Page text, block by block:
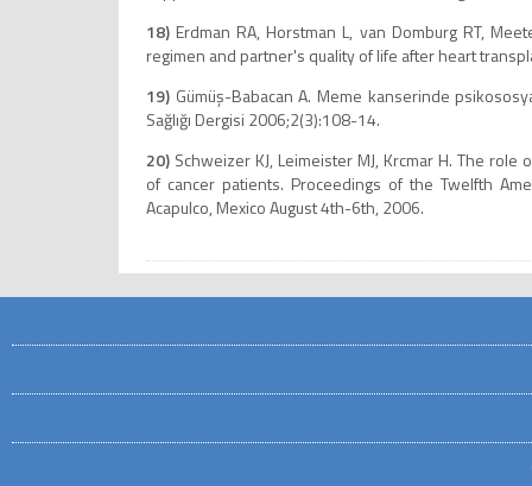
18) Erdman RA, Horstman L, van Domburg RT,
regimen and partner's quality of life after heart
19) Gümüş-Babacan A. Meme kanserinde
Sağlığı Dergisi 2006;2(3):108-14.
20) Schweizer KJ, Leimeister MJ, Krcmar H. The
of cancer patients. Proceedings of the Twelfth
Acapulco, Mexico August 4th-6th, 2006.